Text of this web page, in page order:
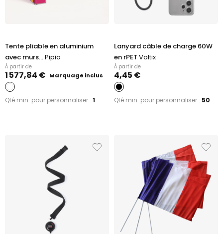
Tente pliable en aluminium
avec murs...Pipia
À partir de
1 577,84 € Marquage inclus
Qté min. pour personnaliser : 1
Lanyard câble de charge 60W
en rPET Voltix
À partir de
4,45 €
Qté min. pour personnaliser : 50